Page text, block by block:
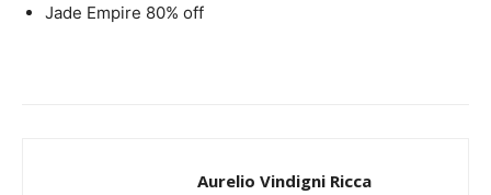
Jade Empire 80% off
Aurelio Vindigni Ricca